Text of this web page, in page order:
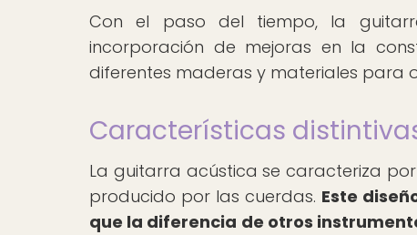
Con el paso del tiempo, la
incorporación de mejoras en la
diferentes maderas y materiales para
Características
La guitarra acústica se caracteriza
producido por las cuerdas. Este
que la diferencia de otros